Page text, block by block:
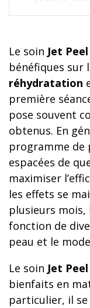
Le soin Jet Peel
bénéfiques sur
réhydratation
première
pose souvent
obtenus. En
programme de
espacées de
maximiser
les effets se
plusieurs
fonction de
peau et le
Le soin Jet Peel
bienfaits en
particulier, il